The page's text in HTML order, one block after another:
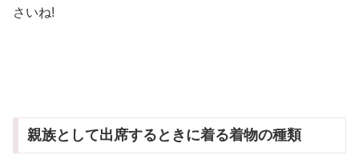
さいね!
親族として出席するときに着る着物の種類